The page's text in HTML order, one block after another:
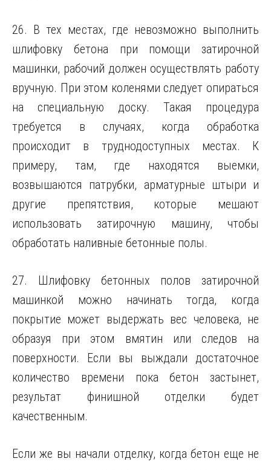
26. В тех местах, где невозможно выполнить
шлифовку бетона при помощи затирочной
машинки, рабочий должен осуществлять работу
вручную. При этом коленями следует опираться
на специальную доску. Такая процедура
требуется в случаях, когда обработка
происходит в труднодоступных местах. К
примеру, там, где находятся выемки,
возвышаются патрубки, арматурные штыри и
другие препятствия, которые мешают
использовать затирочную машину, чтобы
обработать наливные бетонные полы.
27. Шлифовку бетонных полов затирочной
машинкой можно начинать тогда, когда
покрытие может выдержать вес человека, не
образуя при этом вмятин или следов на
поверхности. Если вы выждали достаточное
количество времени пока бетон застынет,
результат финишной отделки будет
качественным.
Если же вы начали отделку, когда бетон еще не